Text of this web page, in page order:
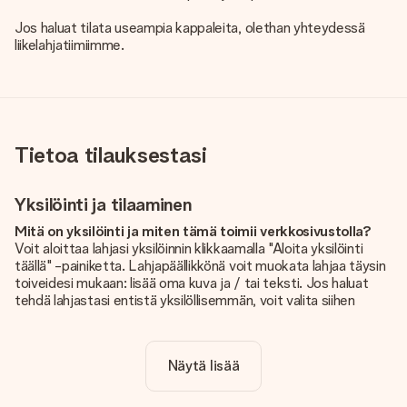
Jos haluat tilata useampia kappaleita, olethan yhteydessä
liikelahjatiimiimme.
Tietoa tilauksestasi
Yksilöinti ja tilaaminen
Mitä on yksilöinti ja miten tämä toimii verkkosivustolla?
Voit aloittaa lahjasi yksilöinnin klikkaamalla "Aloita yksilöinti
täällä" -painiketta. Lahjapäällikkönä voit muokata lahjaa täysin
toiveidesi mukaan: lisää oma kuva ja / tai teksti. Jos haluat
tehdä lahjastasi entistä yksilöllisemmän, voit valita siihen
Sisältyykö yksilöinti hintaan?
Sivustolla näkyvä hinta sisältää lahjasi yksilöinnin. Hauskaa ja
Näytä lisää